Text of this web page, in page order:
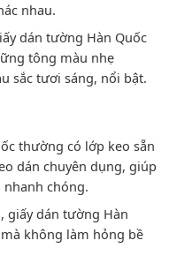
nhau.
dán tường Hàn Quốc
tông màu nhẹ
sắc tươi sáng, nổi bật.
thường có lớp keo sẵn
dán chuyên dụng, giúp
chóng.
giấy dán tường Hàn
không làm hỏng bề